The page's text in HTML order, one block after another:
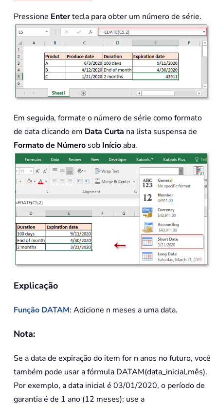
Pressione Entertecla para obter um número de série.
Em seguida, formate o número de série como formato
de data clicando em Data Curta na lista suspensa de
Formato de Número sob Inícioaba.
Explicação
Função DATAM: Adicione n meses a uma data.
Nota:
Se a data de expiração do item for n anos no futuro, você
também pode usar a fórmula DATAM(data_inicial,mês).
Por exemplo, a data inicial é 03/01/2020, o período de
garantia é de 1 ano (12 meses); use a